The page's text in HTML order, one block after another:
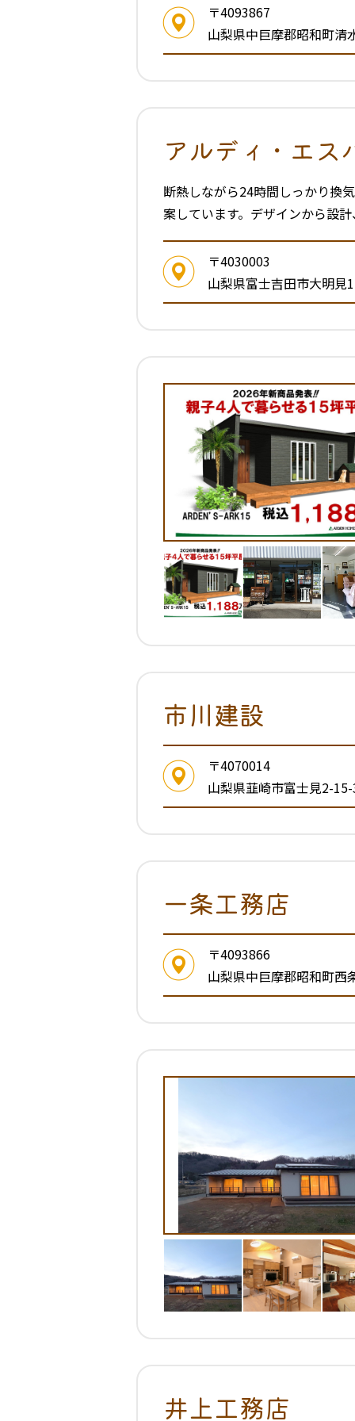
〒4093867
山梨県中巨摩郡昭和町清
アルディ・エス
断熱しながら24時間しっかり換
案しています。デザインから設
〒4030003
山梨県富士吉田市大明見
市川建設
〒4070014
山梨県韮崎市富士見2-
一条工務店
〒4093866
山梨県中巨摩郡昭和町西
井上工務店